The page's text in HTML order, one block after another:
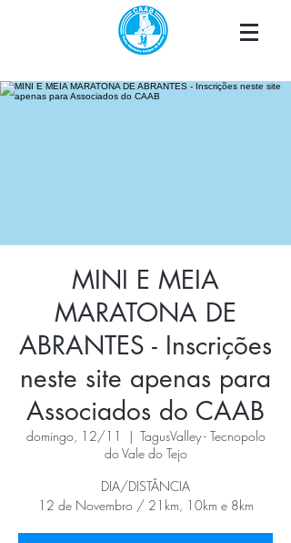
MINI E MEIA
MARATONA DE
ABRANTES - Inscrições
neste site apenas para
Associados do CAAB
domingo, 12/11
  |
TagusValley - Tecnopolo
do Vale do Tejo
DIA/DISTÂNCIA
12 de Novembro / 21km, 10km e 8km